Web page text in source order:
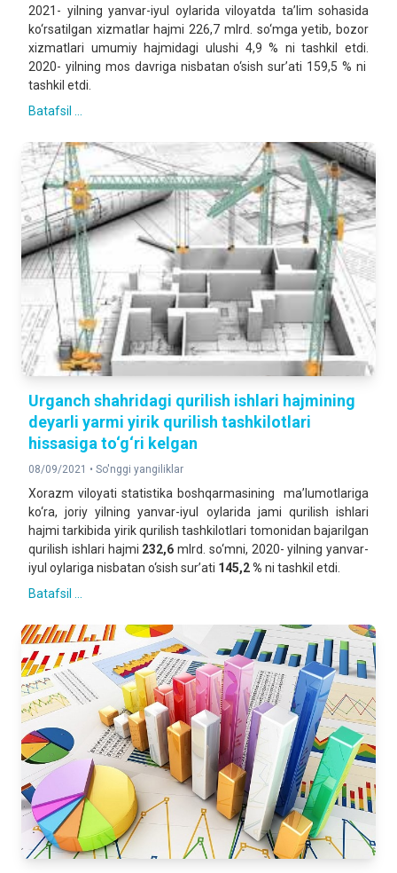
2021- yilning yanvar-iyul oylarida viloyatda ta’lim sohasida
ko‘rsatilgan xizmatlar hajmi 226,7 mlrd. so‘mga yetib, bozor
xizmatlari umumiy hajmidagi ulushi 4,9 % ni tashkil etdi.
2020- yilning mos davriga nisbatan o‘sish sur’ati 159,5 % ni
tashkil etdi.
Batafsil ...
Urganch shahridagi qurilish ishlari hajmining
deyarli yarmi yirik qurilish tashkilotlari
hissasiga to‘g‘ri kelgan
08/09/2021 • So'nggi yangiliklar
Xorazm viloyati statistika boshqarmasining ma’lumotlariga
ko‘ra, joriy yilning yanvar-iyul oylarida jami qurilish ishlari
hajmi tarkibida yirik qurilish tashkilotlari tomonidan bajarilgan
qurilish ishlari hajmi 232,6 mlrd. so‘mni, 2020- yilning yanvar-
iyul oylariga nisbatan o‘sish sur’ati 145,2 % ni tashkil etdi.
Batafsil ...